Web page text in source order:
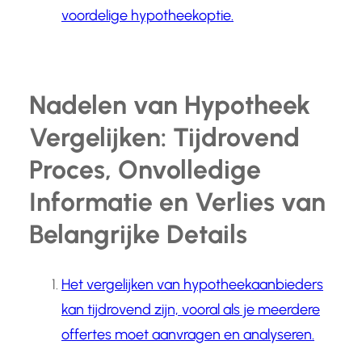
voordelige hypotheekoptie.
Nadelen van Hypotheek
Vergelijken: Tijdrovend
Proces, Onvolledige
Informatie en Verlies van
Belangrijke Details
Het vergelijken van hypotheekaanbieders
kan tijdrovend zijn, vooral als je meerdere
offertes moet aanvragen en analyseren.